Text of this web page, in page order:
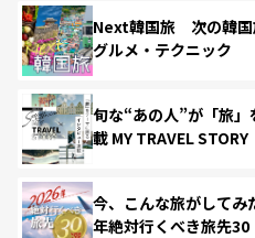
Next韓国旅 次の韓国
グルメ・テクニック
旬な“あの人”が「旅
載 MY TRAVEL STORY
今、こんな旅がしてみ
年絶対行くべき旅先30